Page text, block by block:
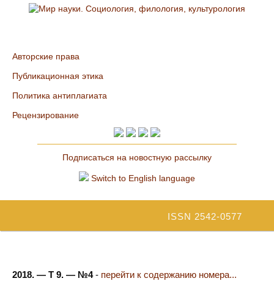
Авторские права
Публикационная этика
Политика антиплагиата
Рецензирование
Подписаться на новостную рассылку
Switch to English language
ISSN 2542-0577
2018. — Т 9. — №4- перейти к содержанию номера...